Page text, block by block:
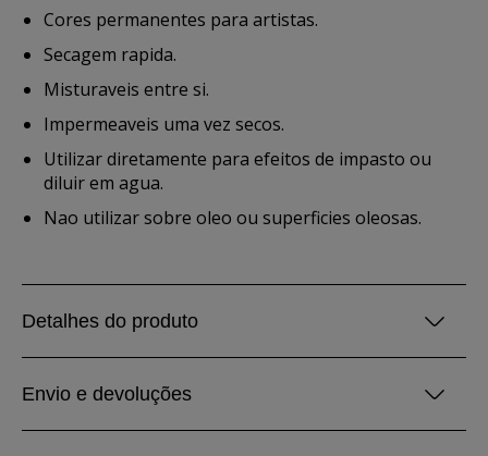
Cores permanentes para artistas.
Secagem rapida.
Misturaveis entre si.
Impermeaveis uma vez secos.
Utilizar diretamente para efeitos de impasto ou
diluir em agua.
Nao utilizar sobre oleo ou superficies oleosas.
Detalhes do produto
Envio e devoluções